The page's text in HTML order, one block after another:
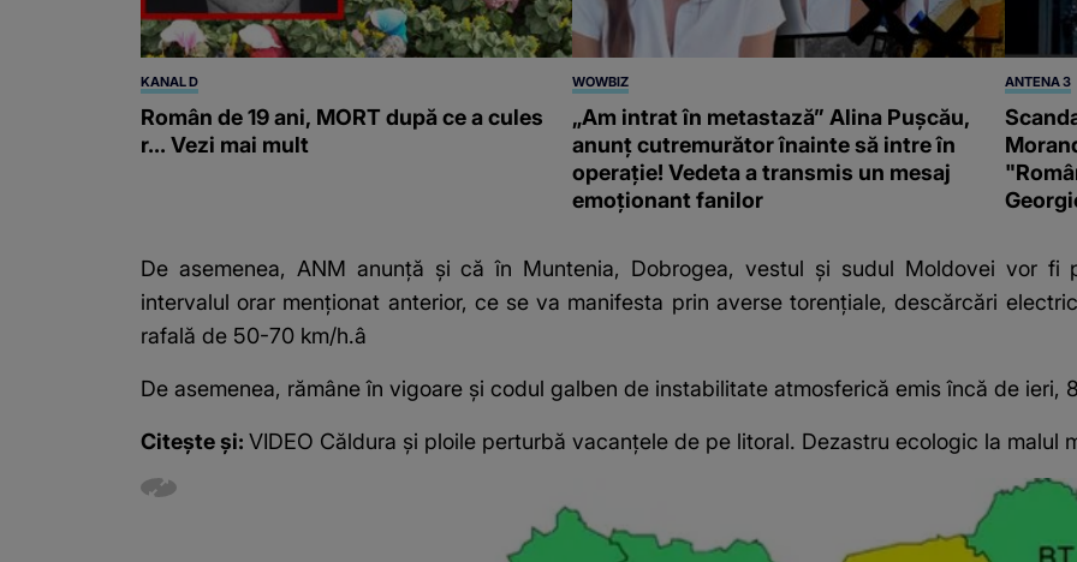
KANAL D
Român de 19 ani, MORT după ce a cules
r... Vezi mai mult
WOWBIZ
„Am intrat în metastază” Alina Pușcău,
anunț cutremurător înainte să intre în
operație! Vedeta a transmis un mesaj
emoționant fanilor
ANTENA 3
De asemenea, ANM anunță și că în Muntenia, Dobrogea, vestul și sudul Moldovei vor fi
intervalul orar menționat anterior, ce se va manifesta prin averse torențiale, descărcări
rafală de 50-70 km/h.â
De asemenea, rămâne în vigoare și codul galben de instabilitate atmosferică emis încă de ieri,
Citește și: VIDEO Căldura și ploile perturbă vacanțele de pe litoral. Dezastru ecologic la malul